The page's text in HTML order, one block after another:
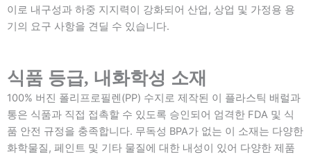
이로 내구성과 하중 지지력이 강화되어 산업, 상업 및 가정용 용
기의 요구 사항을 견딜 수 있습니다.
식품 등급, 내화학성 소재
100% 버진 폴리프로필렌(PP) 수지로 제작된 이 플라스틱 배럴과
통은 식품과 직접 접촉할 수 있도록 승인되어 엄격한 FDA 및 식
품 안전 규정을 충족합니다. 무독성 BPA가 없는 이 소재는 다양한
화학물질, 페인트 및 기타 물질에 대한 내성이 있어 다양한 제품